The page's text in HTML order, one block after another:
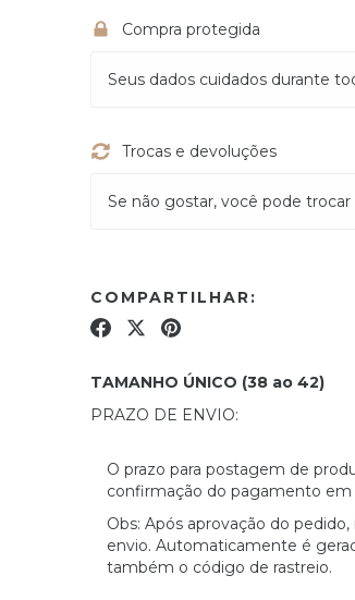
Compra protegida
Seus dados cuidados durante
Trocas e devoluções
Se não gostar, você pode trocar
COMPARTILHAR:
TAMANHO ÚNICO (38 ao 42)
PRAZO DE ENVIO:
O prazo para postagem de
confirmação do pagamento em
Obs: Após aprovação do
envio. Automaticamente é
também o código de rastreio.